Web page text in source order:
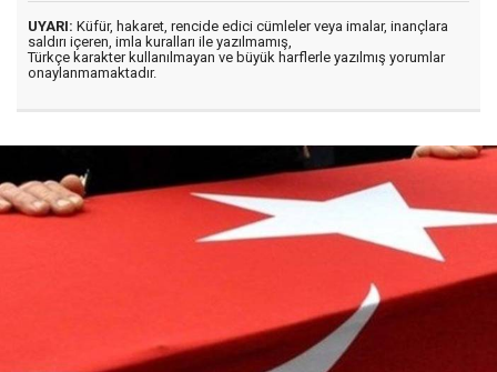
UYARI: Küfür, hakaret, rencide edici cümleler veya imalar, inançlara
saldırı içeren, imla kuralları ile yazılmamış,
Türkçe karakter kullanılmayan ve büyük harflerle yazılmış yorumlar
onaylanmamaktadır.